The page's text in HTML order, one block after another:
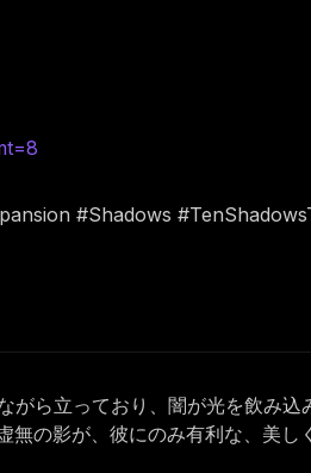
#Shadows
ら立っており、闇が光を飲み
の影が、彼にのみ有利な、美し